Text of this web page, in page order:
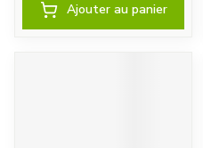
Ajouter au panier